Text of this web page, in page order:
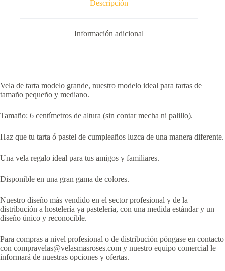
Descripción
Información adicional
Vela de tarta modelo grande, nuestro modelo ideal para tartas de
tamaño pequeño y mediano.
Tamaño: 6 centímetros de altura (sin contar mecha ni palillo).
Haz que tu tarta ó pastel de cumpleaños luzca de una manera diferente.
Una vela regalo ideal para tus amigos y familiares.
Disponible en una gran gama de colores.
Nuestro diseño más vendido en el sector profesional y de la
distribución a hostelería ya pastelería, con una medida estándar y un
diseño único y reconocible.
Para compras a nivel profesional o de distribución póngase en contacto
con compravelas@velasmasroses.com y nuestro equipo comercial le
informará de nuestras opciones y ofertas.